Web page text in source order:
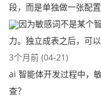
段，而是单独做一张配置
因为敏感词不是某个
力。独立成表之后，可
3个月前 (04-21)
ai 智能体开发过程中，
查？